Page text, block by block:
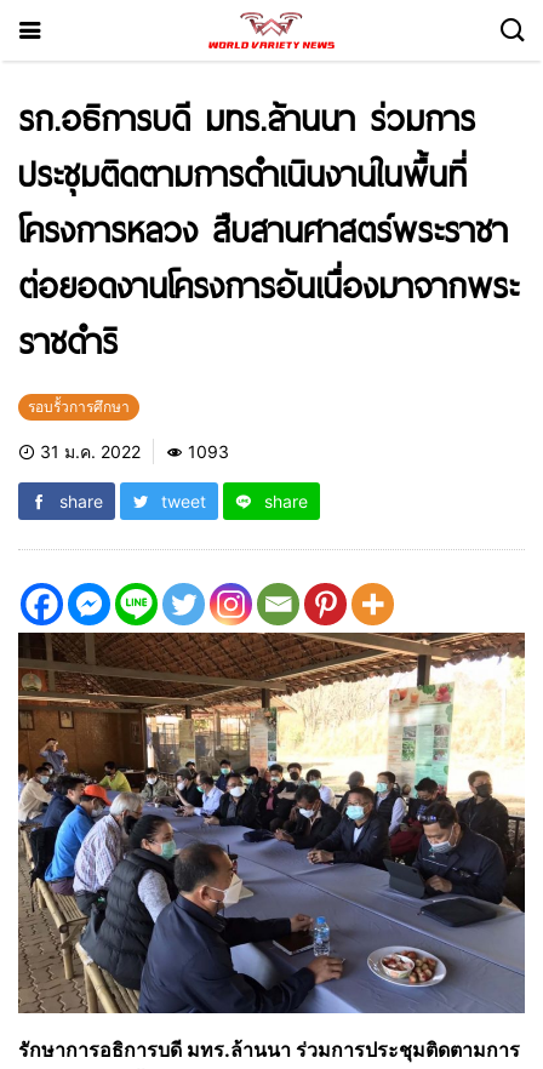
รก.อธิการบดี มทร.ล้านนา ร่วมการ
ประชุมติดตามการดำเนินงานในพื้นที่
โครงการหลวง สืบสานศาสตร์พระราชา
ต่อยอดงานโครงการอันเนื่องมาจากพระ
ราชดำริ
รอบรั้วการศึกษา
31 ม.ค. 2022 1093
share tweet share
รักษาการอธิการบดี มทร.ล้านนา ร่วมการประชุมติดตามการ